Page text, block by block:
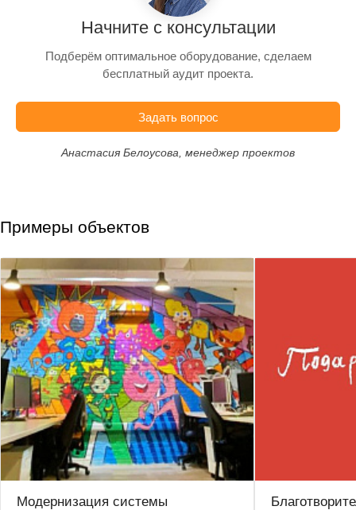
Начните с консультации
Подберём оптимальное оборудование, сделаем
бесплатный аудит проекта.
Задать вопрос
Анастасия Белоусова, менеджер проектов
Примеры объектов
Модернизация системы